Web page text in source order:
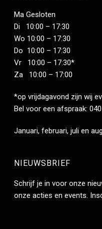
Ma Gesloten
Di 10:00 – 17:30
Wo 10:00 – 17:30
Do 10:00 – 17:30
Vr 10:00 – 17:30*
Za 10:00 – 17:00
*op vrijdagavond zijn wij
Bel voor een afspraak:
Januari, februari, juli en
NIEUWSBRIEF
Schrijf je in voor onze
onze acties en events.